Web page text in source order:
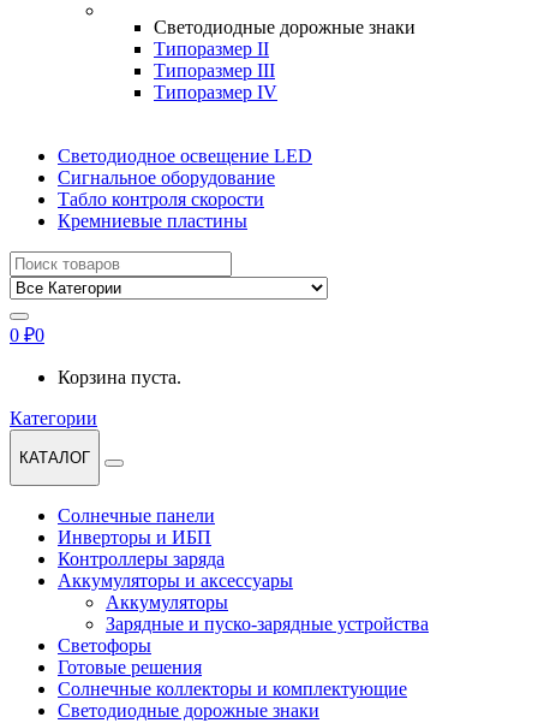
Светодиодные дорожные знаки
Типоразмер II
Типоразмер III
Типоразмер IV
Светодиодное освещение LED
Сигнальное оборудование
Табло контроля скорости
Кремниевые пластины
Найти:
0 ₽0
Корзина пуста.
Категории
КАТАЛОГ
Солнечные панели
Инверторы и ИБП
Контроллеры заряда
Аккумуляторы и аксессуары
Аккумуляторы
Зарядные и пуско-зарядные устройства
Светофоры
Готовые решения
Солнечные коллекторы и комплектующие
Светодиодные дорожные знаки